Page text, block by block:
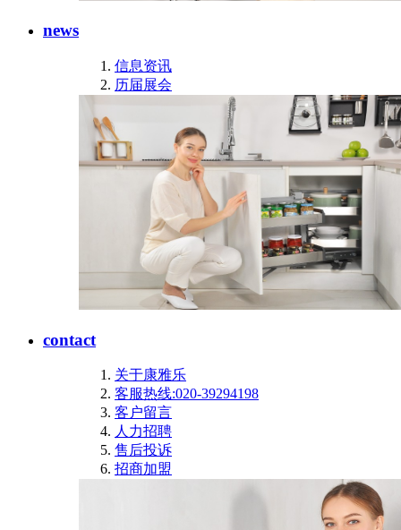
news
信息资讯
历届展会
contact
关于康雅乐
客服热线:020-39294198
客户留言
人力招聘
售后投诉
招商加盟